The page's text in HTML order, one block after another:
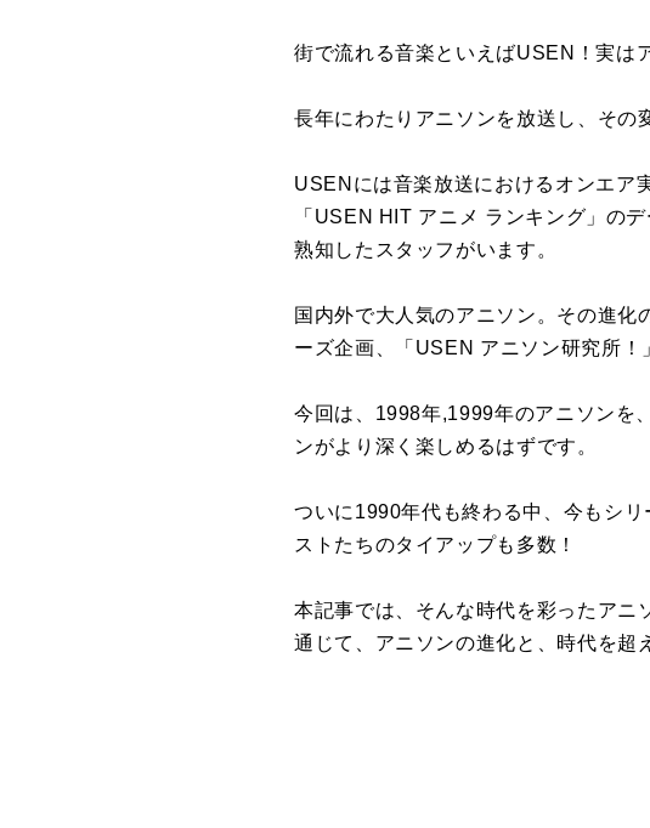
街で流れる音楽といえばUSEN！実は
長年にわたりアニソンを放送し、その
USENには音楽放送におけるオンエア
「USEN HIT アニメ ランキング」の
熟知したスタッフがいます。
国内外で大人気のアニソン。その進
ーズ企画、「USEN アニソン研究所！
今回は、1998年,1999年のアニソンを
ンがより深く楽しめるはずです。
ついに1990年代も終わる中、今もシ
ストたちのタイアップも多数！
本記事では、そんな時代を彩ったアニ
通じて、アニソンの進化と、時代を超